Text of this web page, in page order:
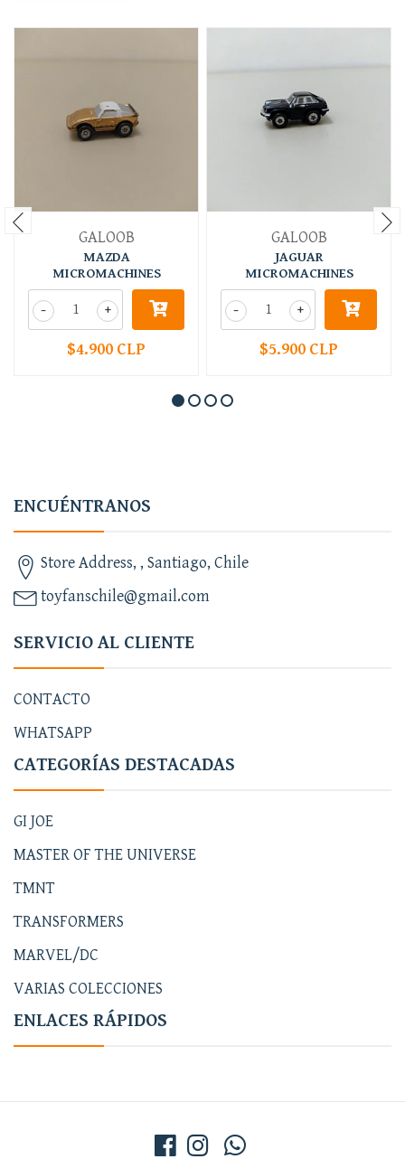
GALOOB
MAZDA
MICROMACHINES
+
-
$4.900 CLP
GALOOB
JAGUAR
MICROMACHINES
+
-
$5.900 CLP
ENCUÉNTRANOS
Store Address, , Santiago, Chile
toyfanschile@gmail.com
SERVICIO AL CLIENTE
CONTACTO
WHATSAPP
CATEGORÍAS DESTACADAS
GI JOE
MASTER OF THE UNIVERSE
TMNT
TRANSFORMERS
MARVEL/DC
VARIAS COLECCIONES
ENLACES RÁPIDOS